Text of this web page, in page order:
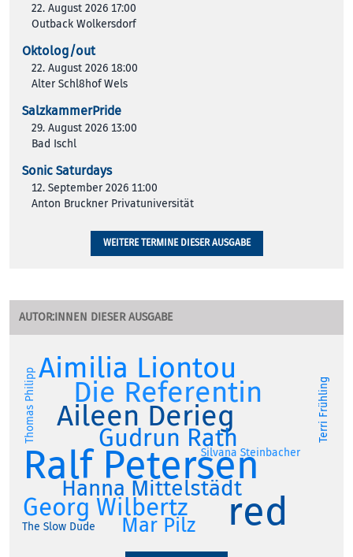
22. August 2026 17:00
Outback Wolkersdorf
Oktolog/out
22. August 2026 18:00
Alter Schl8hof Wels
SalzkammerPride
29. August 2026 13:00
Bad Ischl
Sonic Saturdays
12. September 2026 11:00
Anton Bruckner Privatuniversität
WEITERE TERMINE DIESER AUSGABE
AUTOR:INNEN DIESER AUSGABE
Ralf Petersen
red
Aileen Derieg
Aimilia Liontou
Die Referentin
Georg Wilbertz
Gudrun Rath
Hanna Mittelstädt
Mar Pilz
Silvana Steinbacher
Terri Frühling
The Slow Dude
Thomas Philipp